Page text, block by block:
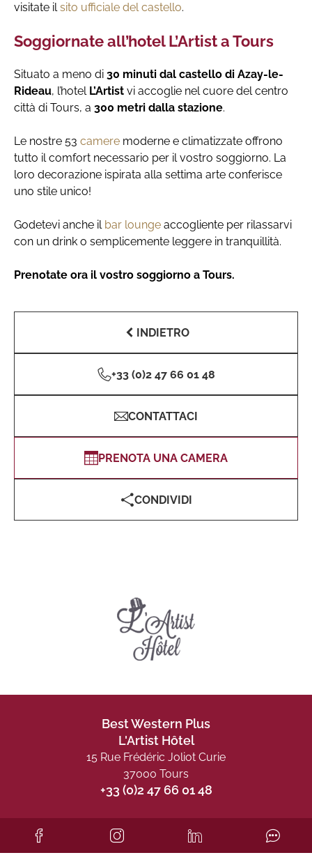
visitate ilsito ufficiale del castello.
Soggiornate all’hotel L’Artist a Tours
Situato a meno di 30 minuti dal castello di Azay-le-
Rideau, l’hotel L’Artist vi accoglie nel cuore del centro
città di Tours, a 300 metri dalla stazione.
Le nostre 53 camere moderne e climatizzate offrono
tutto il comfort necessario per il vostro soggiorno. La
loro decorazione ispirata alla settima arte conferisce
uno stile unico!
Godetevi anche il bar lounge accogliente per rilassarvi
con un drink o semplicemente leggere in tranquillità.
Prenotate ora il vostro soggiorno a Tours.
INDIETRO
+33 (0)2 47 66 01 48
CONTATTACI
PRENOTA UNA CAMERA
CONDIVIDI
Best Western Plus
L'Artist Hôtel
15 Rue Frédéric Joliot Curie
37000 Tours
+33 (0)2 47 66 01 48